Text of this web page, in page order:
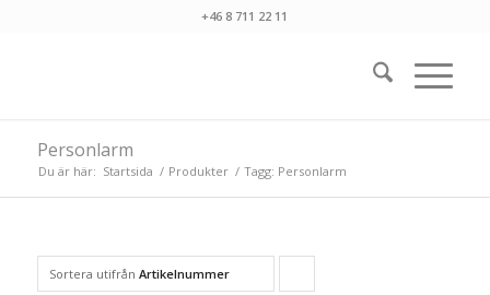
+46 8 711 22 11
Personlarm
Du är här: Startsida / Produkter / Tagg: Personlarm
Sortera utifrån Artikelnummer